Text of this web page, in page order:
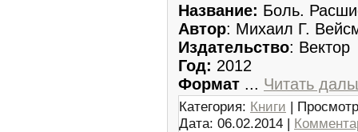
Название: Боль.
Автор: Михаил Г.
Издательство: Вектор
Год: 2012
Формат ... Читать
Категория: Книги |
Дата: 06.02.2014 |